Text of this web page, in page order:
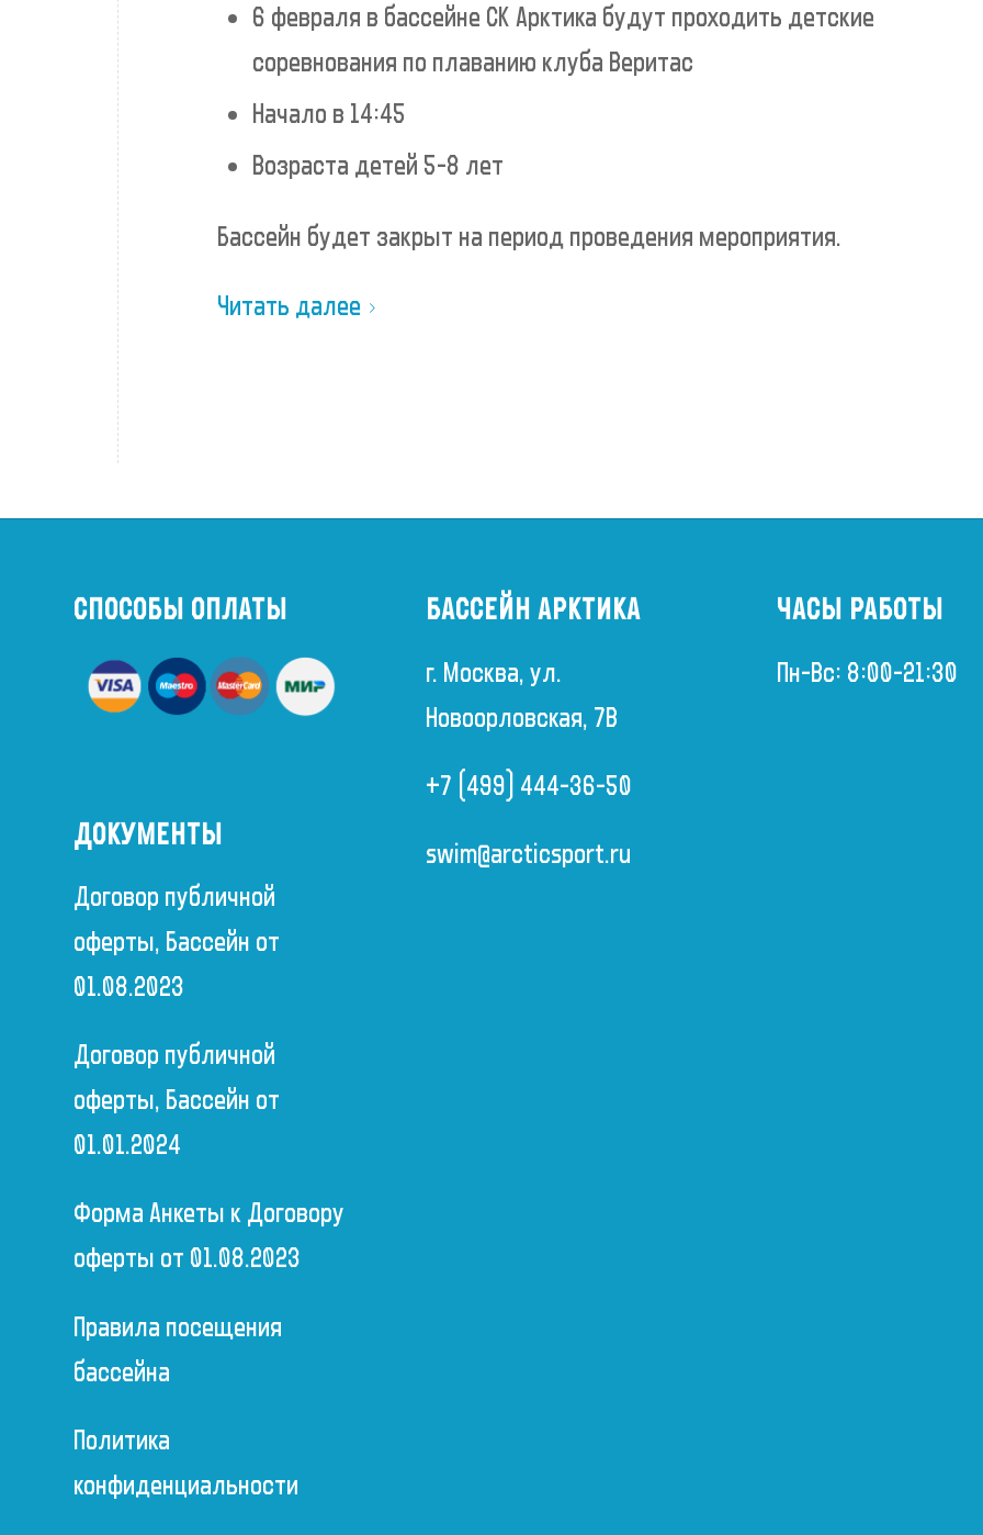
6 февраля в бассейне СК Арктика будут проходить детские
соревнования по плаванию клуба Веритас
Начало в 14:45
Возраста детей 5-8 лет
Бассейн будет закрыт на период проведения мероприятия.
Читать далее
СПОСОБЫ ОПЛАТЫ
ДОКУМЕНТЫ
Договор публичной
оферты, Бассейн от
01.08.2023
Договор публичной
оферты, Бассейн от
01.01.2024
Форма Анкеты к Договору
оферты от 01.08.2023
Правила посещения
бассейна
Политика
конфиденциальности
БАССЕЙН АРКТИКА
г. Москва, ул.
Новоорловская, 7В
+7 (499) 444-36-50
swim@arcticsport.ru
ЧАСЫ РАБОТЫ
Пн-Вс: 8:00-21:30